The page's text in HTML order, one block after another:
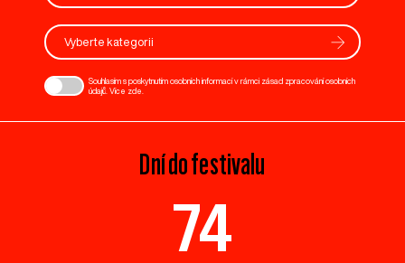
Vyberte kategorii
Souhlasím s poskytnutím osobních informací v rámci zásad zpracování osobních
údajů. Více zde
Dní do festivalu
74